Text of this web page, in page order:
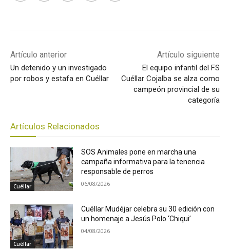
Artículo anterior
Un detenido y un investigado
por robos y estafa en Cuéllar
Artículo siguiente
El equipo infantil del FS
Cuéllar Cojalba se alza como
campeón provincial de su
categoría
Artículos Relacionados
Cuéllar
SOS Animales pone en marcha una
campaña informativa para la tenencia
responsable de perros
06/08/2026
Cuéllar
Cuéllar Mudéjar celebra su 30 edición con
un homenaje a Jesús Polo ‘Chiqui’
04/08/2026